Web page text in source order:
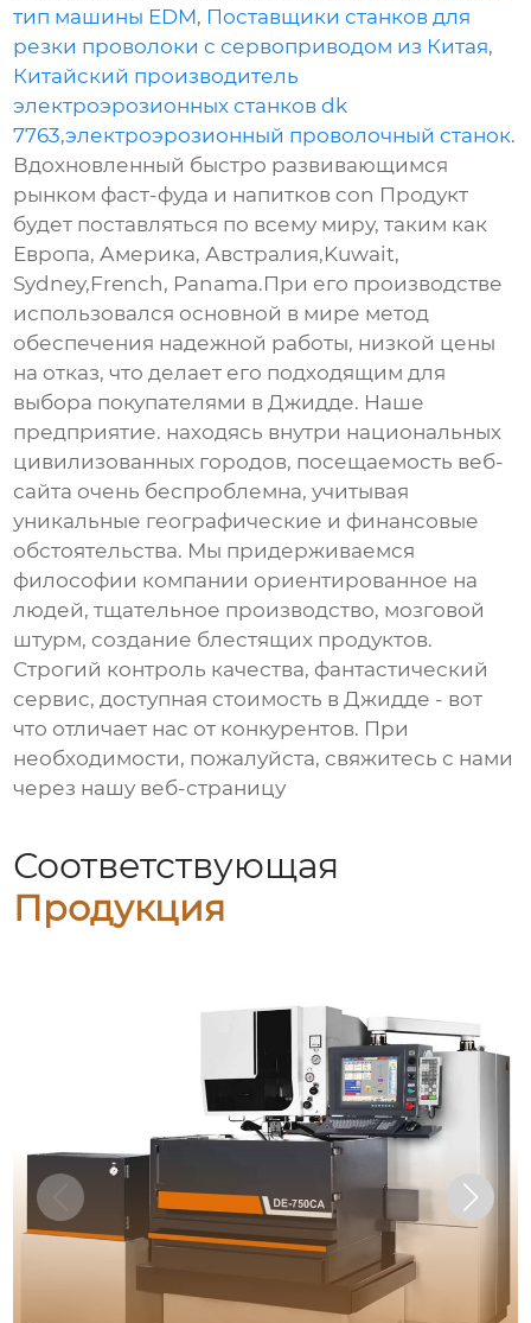
тип машины EDM, Поставщики станков для
резки проволоки с сервоприводом из Китая,
Китайский производитель
электроэрозионных станков dk
7763,электроэрозионный проволочный станок.
Вдохновленный быстро развивающимся
рынком фаст-фуда и напитков con Продукт
будет поставляться по всему миру, таким как
Европа, Америка, Австралия,Kuwait,
Sydney,French, Panama.При его производстве
использовался основной в мире метод
обеспечения надежной работы, низкой цены
на отказ, что делает его подходящим для
выбора покупателями в Джидде. Наше
предприятие. находясь внутри национальных
цивилизованных городов, посещаемость веб-
сайта очень беспроблемна, учитывая
уникальные географические и финансовые
обстоятельства. Мы придерживаемся
философии компании ориентированное на
людей, тщательное производство, мозговой
штурм, создание блестящих продуктов.
Строгий контроль качества, фантастический
сервис, доступная стоимость в Джидде - вот
что отличает нас от конкурентов. При
необходимости, пожалуйста, свяжитесь с нами
через нашу веб-страницу
Соответствующая
Продукция